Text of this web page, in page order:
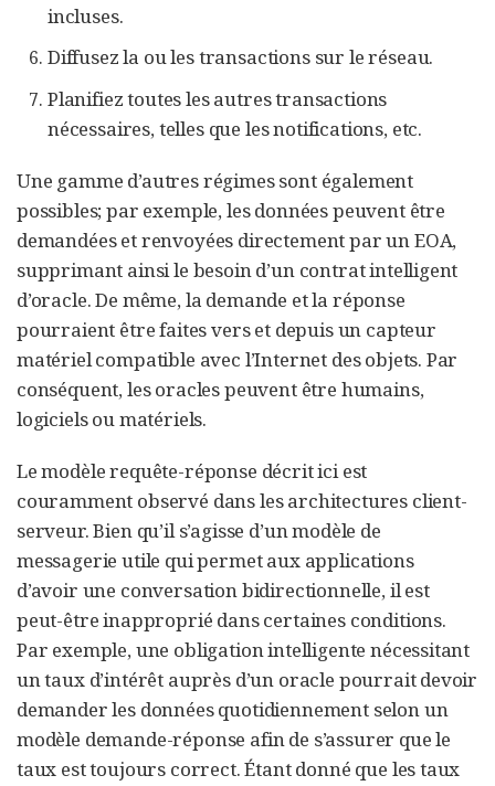
incluses.
Diffusez la ou les transactions sur le réseau.
Planifiez toutes les autres transactions
nécessaires, telles que les notifications, etc.
Une gamme d’autres régimes sont également
possibles; par exemple, les données peuvent être
demandées et renvoyées directement par un EOA,
supprimant ainsi le besoin d’un contrat intelligent
d’oracle. De même, la demande et la réponse
pourraient être faites vers et depuis un capteur
matériel compatible avec l’Internet des objets. Par
conséquent, les oracles peuvent être humains,
logiciels ou matériels.
Le modèle requête-réponse décrit ici est
couramment observé dans les architectures client-
serveur. Bien qu’il s’agisse d’un modèle de
messagerie utile qui permet aux applications
d’avoir une conversation bidirectionnelle, il est
peut-être inapproprié dans certaines conditions.
Par exemple, une obligation intelligente nécessitant
un taux d’intérêt auprès d’un oracle pourrait devoir
demander les données quotidiennement selon un
modèle demande-réponse afin de s’assurer que le
taux est toujours correct. Étant donné que les taux